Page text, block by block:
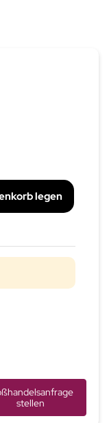
legen
stellen